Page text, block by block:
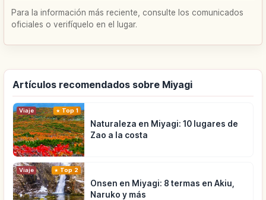
Para la información más reciente, consulte los comunicados
oficiales o verifíquelo en el lugar.
Artículos recomendados sobre Miyagi
Viaje Top 1
Naturaleza en Miyagi: 10 lugares de
Zao a la costa
Viaje Top 2
Onsen en Miyagi: 8 termas en Akiu,
Naruko y más